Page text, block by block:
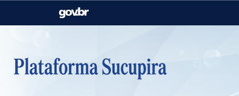
Casa Civil
Pecuária e Abastecimento